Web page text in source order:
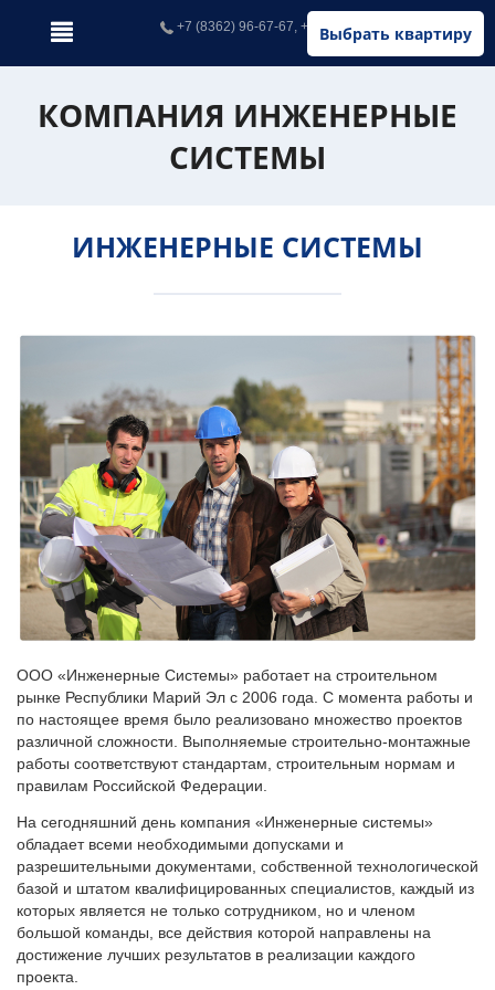
Выбрать квартиру
+7 (8362) 96-67-67, +7 (902) 326-67-67
КОМПАНИЯ ИНЖЕНЕРНЫЕ
СИСТЕМЫ
ИНЖЕНЕРНЫЕ СИСТЕМЫ
ООО «Инженерные Системы» работает на строительном
рынке Республики Марий Эл с 2006 года. С момента работы и
по настоящее время было реализовано множество проектов
различной сложности. Выполняемые строительно-монтажные
работы соответствуют стандартам, строительным нормам и
правилам Российской Федерации.
На сегодняшний день компания «Инженерные системы»
обладает всеми необходимыми допусками и
разрешительными документами, собственной технологической
базой и штатом квалифицированных специалистов, каждый из
которых является не только сотрудником, но и членом
большой команды, все действия которой направлены на
достижение лучших результатов в реализации каждого
проекта.